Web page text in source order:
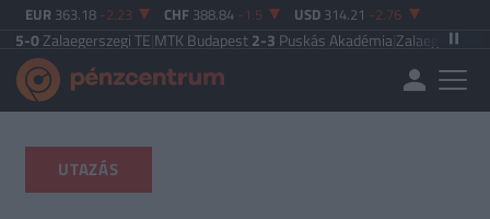
EUR 363.18 -2.23 CHF 388.84 -1.5 USD 314.21 -2.76
TE|MTK Budapest2-3Puskás Akadémia|Zalaegerszegi TE 5-2
UTAZÁS